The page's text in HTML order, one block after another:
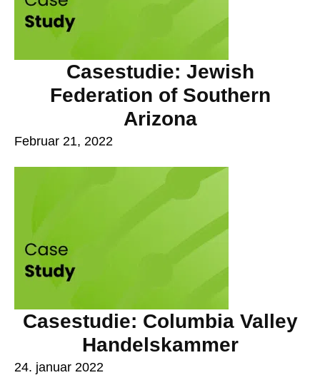
Casestudie: Jewish
Federation of Southern
Arizona
Februar 21, 2022
Casestudie: Columbia Valley
Handelskammer
24. januar 2022